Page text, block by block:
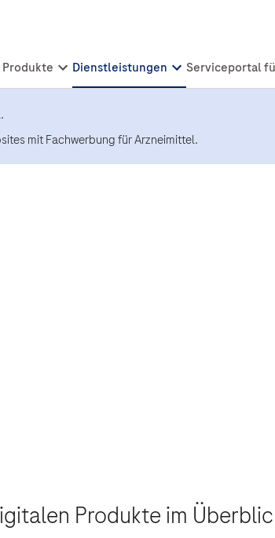
mit Fachwerbung für Arzneimittel.
Produkte im